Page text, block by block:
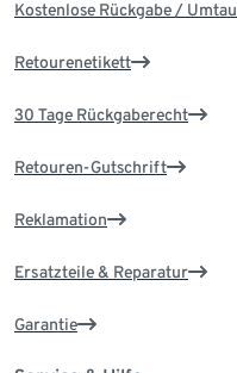
Kostenlose Rückgabe /
Retourenetikett
30 Tage Rückgaberecht
Retouren-Gutschrift
Reklamation
Ersatzteile & Reparatur
Garantie